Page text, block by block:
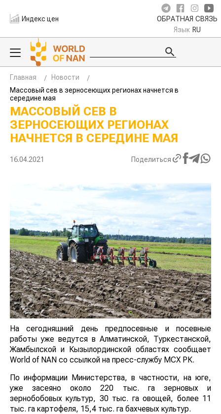
Индекс цен ОБРАТНАЯ СВЯЗЬ
Язык RU
Главная
Новости
Массовый сев в зерносеющих регионах начнется в
середине мая
МАССОВЫЙ СЕВ В
ЗЕРНОСЕЮЩИХ РЕГИОНАХ
НАЧНЕТСЯ В СЕРЕДИНЕ МАЯ
16.04.2021 Поделиться
На сегодняшний день предпосевные и посевные
работы уже ведутся в Алматинской, Туркестанской,
Жамбылской и Кызылординской областях сообщает
World of NAN со ссылкой на пресс-службу МСХ РК.
По информации Министерства, в частности, на юге,
уже засеяно около 220 тыс. га зерновых и
зернобобовых культур, 30 тыс. га овощей, более 11
тыс. га картофеля, 15,4 тыс. га бахчевых культур.